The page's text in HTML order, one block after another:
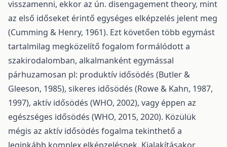
visszamenni, ekkor az ún. disengagement theory, mint
az első időseket érintő egységes elképzelés jelent meg
(Cumming & Henry, 1961). Ezt követően több egymást
tartalmilag megközelítő fogalom formálódott a
szakirodalomban, alkalmanként egymással
párhuzamosan pl: produktív idősödés (Butler &
Gleeson, 1985), sikeres idősödés (Rowe & Kahn, 1987,
1997), aktív idősödés (WHO, 2002), vagy éppen az
egészséges idősödés (WHO, 2015, 2020). Közülük
mégis az aktív idősödés fogalma tekinthető a